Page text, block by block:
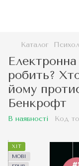
Каталог
робить?
йому
Бенкрофт
В наявності Код
ХІТ
MOBI